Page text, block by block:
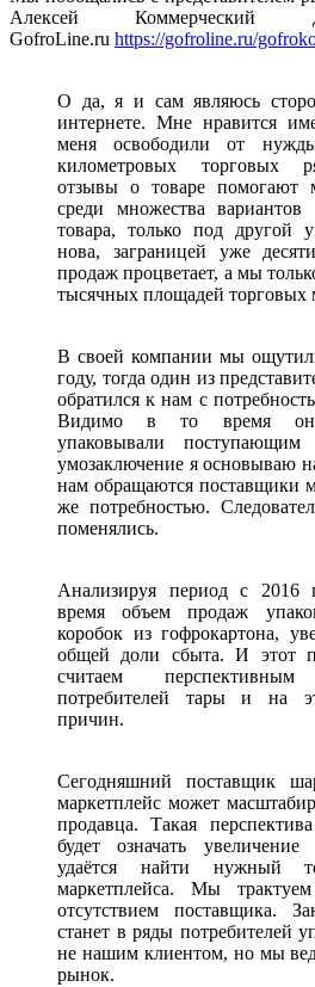
Алексей Коммерческий
GofroLine.ru https://gofroline.ru/
О да, я и сам являюсь
интернете. Мне нравится
меня освободили от
километровых торговых
отзывы о товаре помогают
среди множества
товара, только под другой
нова, заграницей уже
продаж процветает, а мы
тысячных площадей торговых
В своей компании мы
году, тогда один из
обратился к нам с
Видимо в то время они
упаковывали
умозаключение я основываю
нам обращаются поставщики
же потребностью.
поменялись.
Анализируя период с 2016
время объем продаж
коробок из гофрокартона,
общей доли сбыта. И этот
считаем
потребителей тары и на
причин.
Сегодняшний поставщик
маркетплейс может
продавца. Такая
будет означать
удаётся найти нужный
маркетплейса. Мы
отсутствием поставщика.
станет в ряды потребителей
не нашим клиентом, но мы
рынок.